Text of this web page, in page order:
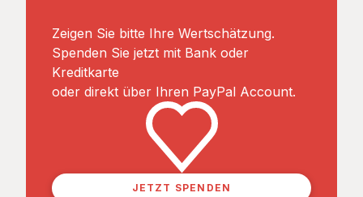
Zeigen Sie bitte Ihre Wertschätzung.
Spenden Sie jetzt mit Bank oder
Kreditkarte
oder direkt über Ihren PayPal Account.
JETZT SPENDEN